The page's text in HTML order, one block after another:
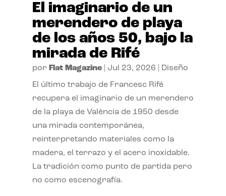
El imaginario de un
merendero de playa
de los años 50, bajo la
mirada de Rifé
por Flat Magazine| Jul 23, 2026 Diseño
El último trabajo de Francesc Rifé
recupera el imaginario de un merendero
de la playa de València de 1950 desde
una mirada contemporánea,
reinterpretando materiales como la
madera, el terrazo y el acero inoxidable.
La tradición como punto de partida pero
no como escenografía.